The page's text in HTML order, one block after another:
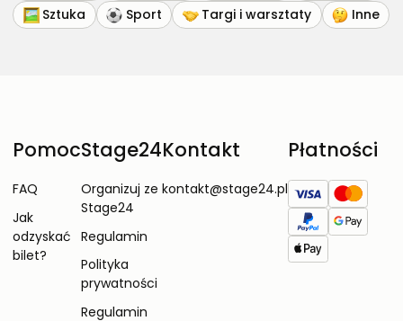
Sztuka
Sport Targi i warsztaty Inne
Pomoc
FAQ
Jak
odzyskać
bilet?
Stage24
Organizuj ze
Stage24
Regulamin
Polityka
prywatności
Regulamin
Kontakt
kontakt@stage24.pl
Płatności